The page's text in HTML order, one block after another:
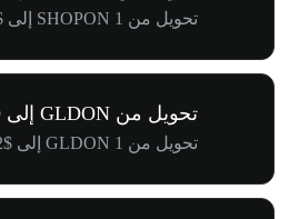
تحويل من 1 SHOPON إلى $147.04
تحويل من GLDON إلى USD
تحويل من 1 GLDON إلى $394.22